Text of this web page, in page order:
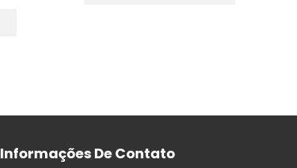
Informações De Contato